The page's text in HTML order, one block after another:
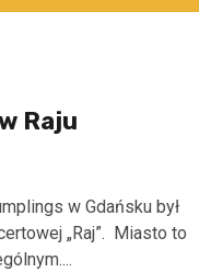
Raju
w Gdańsku był
„Raj”. Miasto to